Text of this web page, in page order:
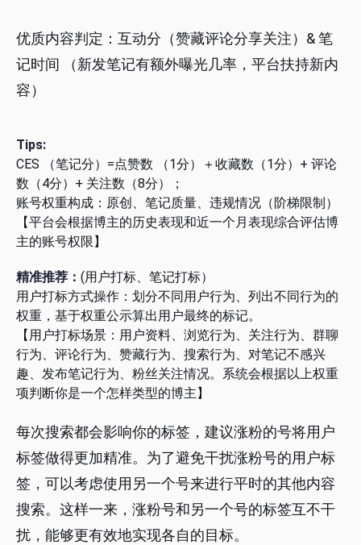
优质内容判定：互动分（赞藏评论分享关注）& 笔
记时间 （新发笔记有额外曝光几率，平台扶持新内
容）
Tips:
CES （笔记分）=点赞数 （1分）＋收藏数（1分）+ 评论
数（4分）+ 关注数（8分）；
账号权重构成：原创、笔记质量、违规情况（阶梯限制）
【平台会根据博主的历史表现和近一个月表现综合评估博
主的账号权限】
精准推荐： (用户打标、笔记打标）
用户打标方式操作：划分不同用户行为、列出不同行为的
权重，基于权重公示算出用户最终的标记。
【用户打标场景：用户资料、浏览行为、关注行为、群聊
行为、评论行为、赞藏行为、搜索行为、对笔记不感兴
趣、发布笔记行为、粉丝关注情况。系统会根据以上权重
项判断你是一个怎样类型的博主】
每次搜索都会影响你的标签，建议涨粉的号将用户
标签做得更加精准。为了避免干扰涨粉号的用户标
签，可以考虑使用另一个号来进行平时的其他内容
搜索。这样一来，涨粉号和另一个号的标签互不干
扰，能够更有效地实现各自的目标。